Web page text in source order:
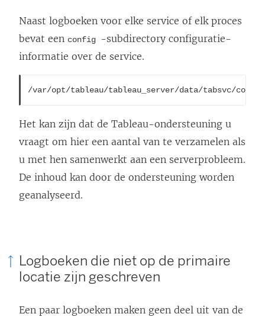
Naast logboeken voor elke service of elk proces
bevat een config -subdirectory configuratie-
informatie over de service.
/var/opt/tableau/tableau_server/data/tabsvc/
Het kan zijn dat de Tableau-ondersteuning u
vraagt om hier een aantal van te verzamelen als
u met hen samenwerkt aan een serverprobleem.
De inhoud kan door de ondersteuning worden
geanalyseerd.
Logboeken die niet op de primaire
locatie zijn geschreven
Een paar logboeken maken geen deel uit van de